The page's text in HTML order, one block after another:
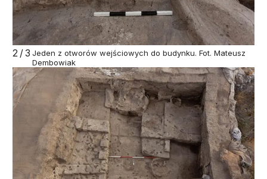
2/3 Jeden z otworów wejściowych do budynku. Fot. Mateusz
Dembowiak